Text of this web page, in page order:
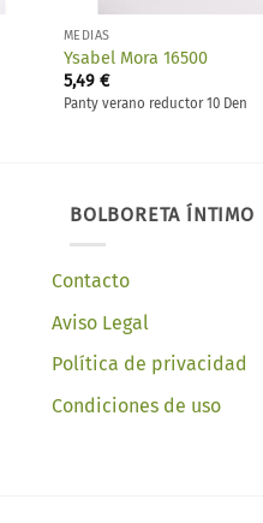
MEDIAS
Ysabel Mora 16500
5,49 €
Panty verano reductor 10 Den
BOLBORETA ÍNTIMO
Contacto
Aviso Legal
Política de privacidad
Condiciones de uso